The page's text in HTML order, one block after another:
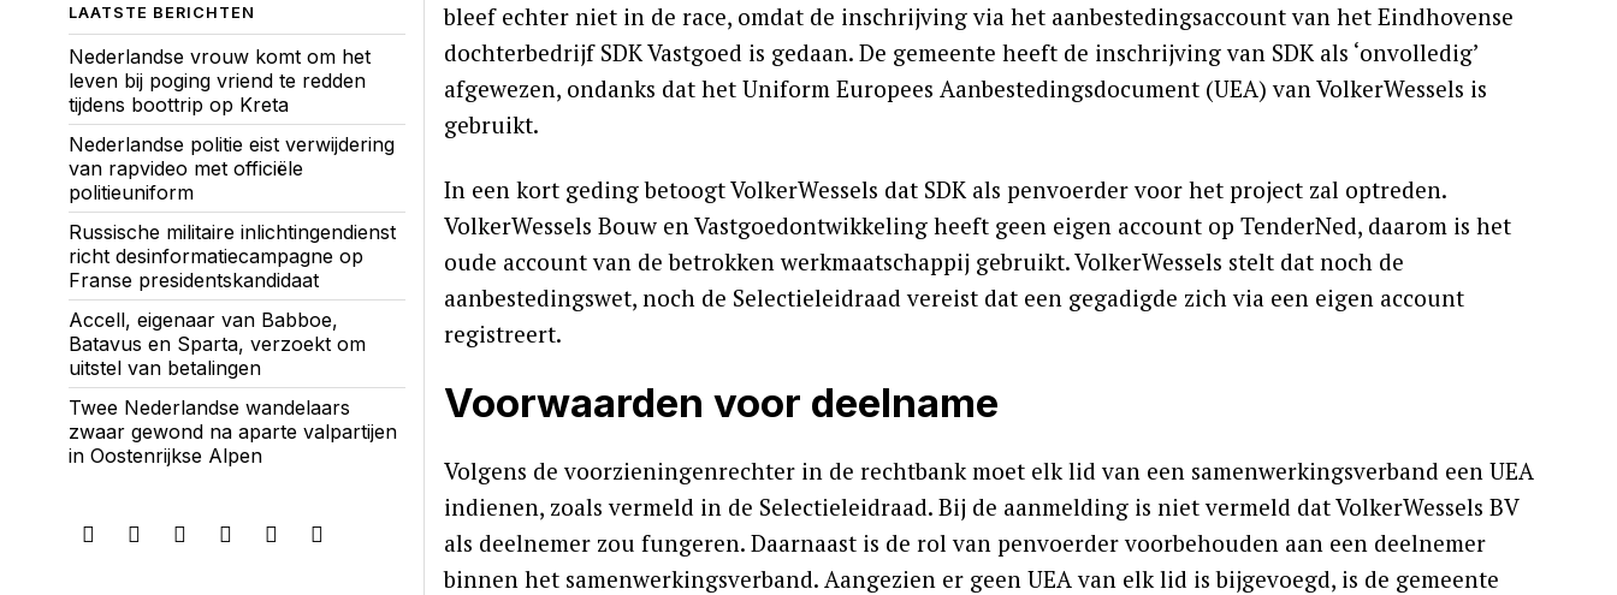
bleef echter niet in de race, omdat de inschrijving via het aanbestedingsaccount van het Eindhovense
dochterbedrijf SDK Vastgoed is gedaan. De gemeente heeft de inschrijving van SDK als ‘onvolledig’
afgewezen, ondanks dat het Uniform Europees Aanbestedingsdocument (UEA) van VolkerWessels is
gebruikt.
In een kort geding betoogt VolkerWessels dat SDK als penvoerder voor het project zal optreden.
VolkerWessels Bouw en Vastgoedontwikkeling heeft geen eigen account op TenderNed, daarom is het
oude account van de betrokken werkmaatschappij gebruikt. VolkerWessels stelt dat noch de
aanbestedingswet, noch de Selectieleidraad vereist dat een gegadigde zich via een eigen account
registreert.
Voorwaarden voor deelname
Volgens de voorzieningenrechter in de rechtbank moet elk lid van een samenwerkingsverband een UEA
indienen, zoals vermeld in de Selectieleidraad. Bij de aanmelding is niet vermeld dat VolkerWessels BV
als deelnemer zou fungeren. Daarnaast is de rol van penvoerder voorbehouden aan een deelnemer
binnen het samenwerkingsverband. Aangezien er geen UEA van elk lid is bijgevoegd, is de gemeente
LAATSTE BERICHTEN
Nederlandse vrouw komt om het
leven bij poging vriend te redden
tijdens boottrip op Kreta
Nederlandse politie eist verwijdering
van rapvideo met officiële
politieuniform
Russische militaire inlichtingendienst
richt desinformatiecampagne op
Franse presidentskandidaat
Accell, eigenaar van Babboe,
Batavus en Sparta, verzoekt om
uitstel van betalingen
Twee Nederlandse wandelaars
zwaar gewond na aparte valpartijen
in Oostenrijkse Alpen